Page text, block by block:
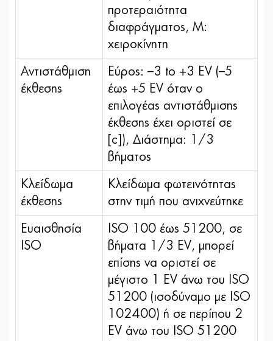
προτεραιότητα
διαφράγματος, M:
χειροκίνητη
Αντιστάθμιση
έκθεσης
Εύρος: –3 to +3 EV (–5
έως +5 EV όταν ο
επιλογέας αντιστάθμισης
έκθεσης έχει οριστεί σε
[c]), Διάστημα: 1/3
βήματος
Κλείδωμα
έκθεσης
Κλείδωμα φωτεινότητας
στην τιμή που ανιχνεύτηκε
Ευαισθησία
ISO
ISO 100 έως 51200, σε
βήματα 1/3 EV, μπορεί
επίσης να οριστεί σε
μέγιστο 1 EV άνω του ISO
51200 (ισοδύναμο με ISO
102400) ή σε περίπου 2
EV άνω του ISO 51200